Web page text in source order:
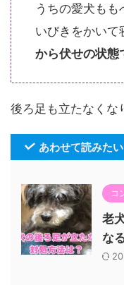
うちの愛犬もも
いびきをかいて
から伏せの状態
後ろ足も立たなくな
あわせて読みたい
コ
老
な